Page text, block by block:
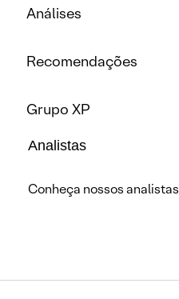
Análises
Recomendações
Grupo XP
Analistas
Conheça nossos analistas